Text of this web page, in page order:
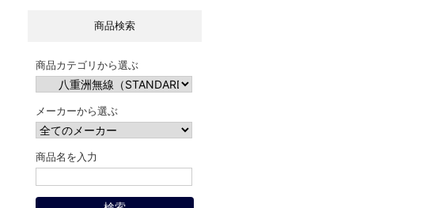
商品検索
商品カテゴリから選ぶ
メーカーから選ぶ
商品名を入力